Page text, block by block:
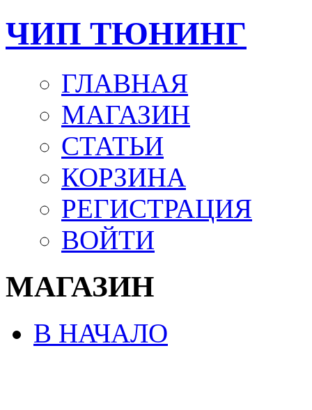
ЧИП ТЮНИНГ
ГЛАВНАЯ
МАГАЗИН
СТАТЬИ
КОРЗИНА
РЕГИСТРАЦИЯ
ВОЙТИ
МАГАЗИН
В НАЧАЛО